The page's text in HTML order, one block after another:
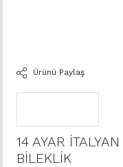
Ürünü Paylaş
14 AYAR
BİLEKLİK